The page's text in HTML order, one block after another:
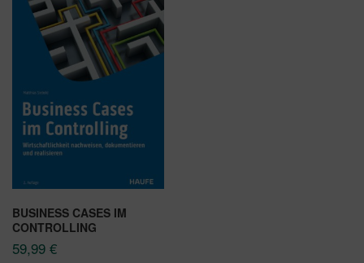
BUSINESS CASES IM
CONTROLLING
59,99 €